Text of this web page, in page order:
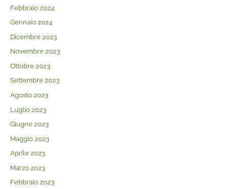
Febbraio 2024
Gennaio 2024
Dicembre 2023
Novembre 2023
Ottobre 2023
Settembre 2023
Agosto 2023
Luglio 2023
Giugno 2023
Maggio 2023
Aprile 2023
Marzo 2023
Febbraio 2023